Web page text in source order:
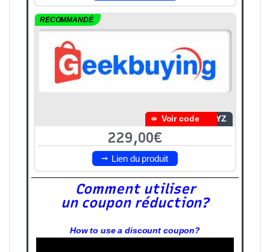
RECOMMANDÉ
Voir code 7YZ
229,00€
Lien du produit
Comment utiliser
un coupon réduction?
How to use a discount coupon?